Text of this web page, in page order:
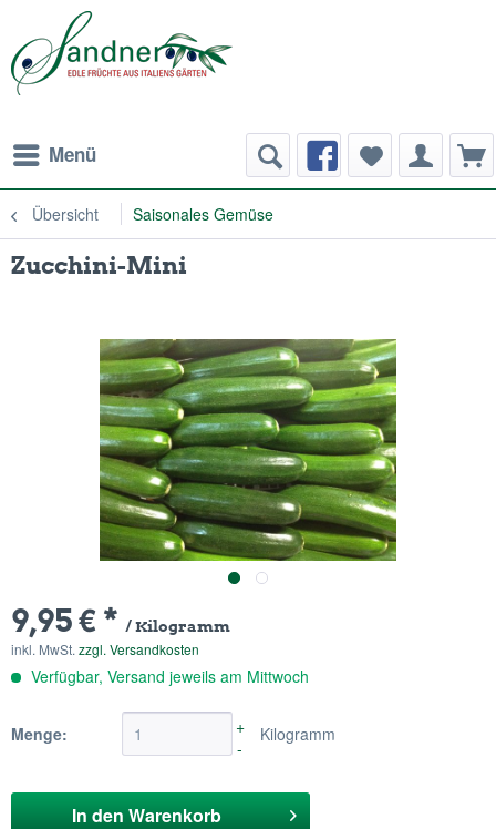
Menü
Übersicht Saisonales Gemüse
Zucchini-Mini
9,95 € * / Kilogramm
inkl. MwSt. zzgl. Versandkosten
Verfügbar, Versand jeweils am Mittwoch
Menge:
+
-
Kilogramm
In den Warenkorb